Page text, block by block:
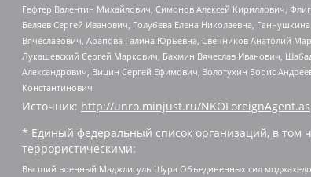
Гефтер Валентин Михайлович, Симонов Алексей Кириллович,
Беляев Сергей Иванович, Голубева Елена Николаевна,
Вячеславович, Арапова Галина Юрьевна, Свечников Анатолий
Лукашевский Сергей Маркович, Бахмин Вячеслав Иванович,
Александрович, Вицин Сергей Ефимович, Золотухин Борис
Константинович
Источник: http://unro.minjust.ru/
* Единый федеральный список организаций, в том
террористическими:
Высший военный Маджлисуль Шура Объединенных сил моджахедов